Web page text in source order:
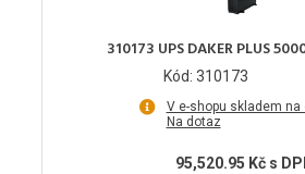
310173 UPS DAKER PLUS
Kód: 310173
V e-shopu skladem na
Na dotaz
95,520.95 Kč s